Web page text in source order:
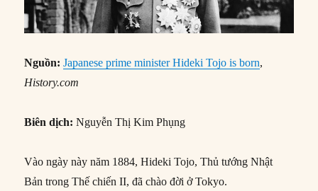
Nguồn:Japanese prime minister Hideki Tojo is born,
History.com
Biên dịch:Nguyễn Thị Kim Phụng
Vào ngày này năm 1884, Hideki Tojo, Thủ tướng Nhật
Bản trong Thế chiến II, đã chào đời ở Tokyo.